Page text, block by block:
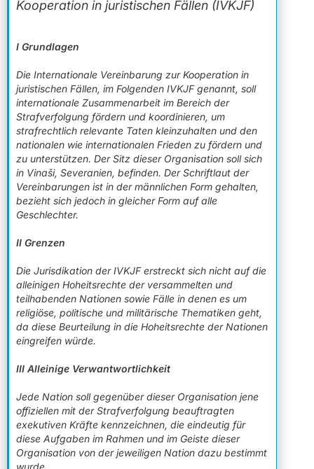
Kooperation in juristischen Fällen (IVKJF)
I Grundlagen
Die Internationale Vereinbarung zur Kooperation in
juristischen Fällen, im Folgenden IVKJF genannt, soll
internationale Zusammenarbeit im Bereich der
Strafverfolgung fördern und koordinieren, um
strafrechtlich relevante Taten kleinzuhalten und den
nationalen wie internationalen Frieden zu fördern und
zu unterstützen. Der Sitz dieser Organisation soll sich
in Vinaši, Severanien, befinden. Der Schriftlaut der
Vereinbarungen ist in der männlichen Form gehalten,
bezieht sich jedoch in gleicher Form auf alle
Geschlechter.
II Grenzen
Die Jurisdikation der IVKJF erstreckt sich nicht auf die
alleinigen Hoheitsrechte der versammelten und
teilhabenden Nationen sowie Fälle in denen es um
religiöse, politische und militärische Thematiken geht,
da diese Beurteilung in die Hoheitsrechte der Nationen
eingreifen würde.
III Alleinige Verwantwortlichkeit
Jede Nation soll gegenüber dieser Organisation jene
offiziellen mit der Strafverfolgung beauftragten
exekutiven Kräfte kennzeichnen, die eindeutig für
diese Aufgaben im Rahmen und im Geiste dieser
Organisation von der jeweiligen Nation dazu bestimmt
wurde.